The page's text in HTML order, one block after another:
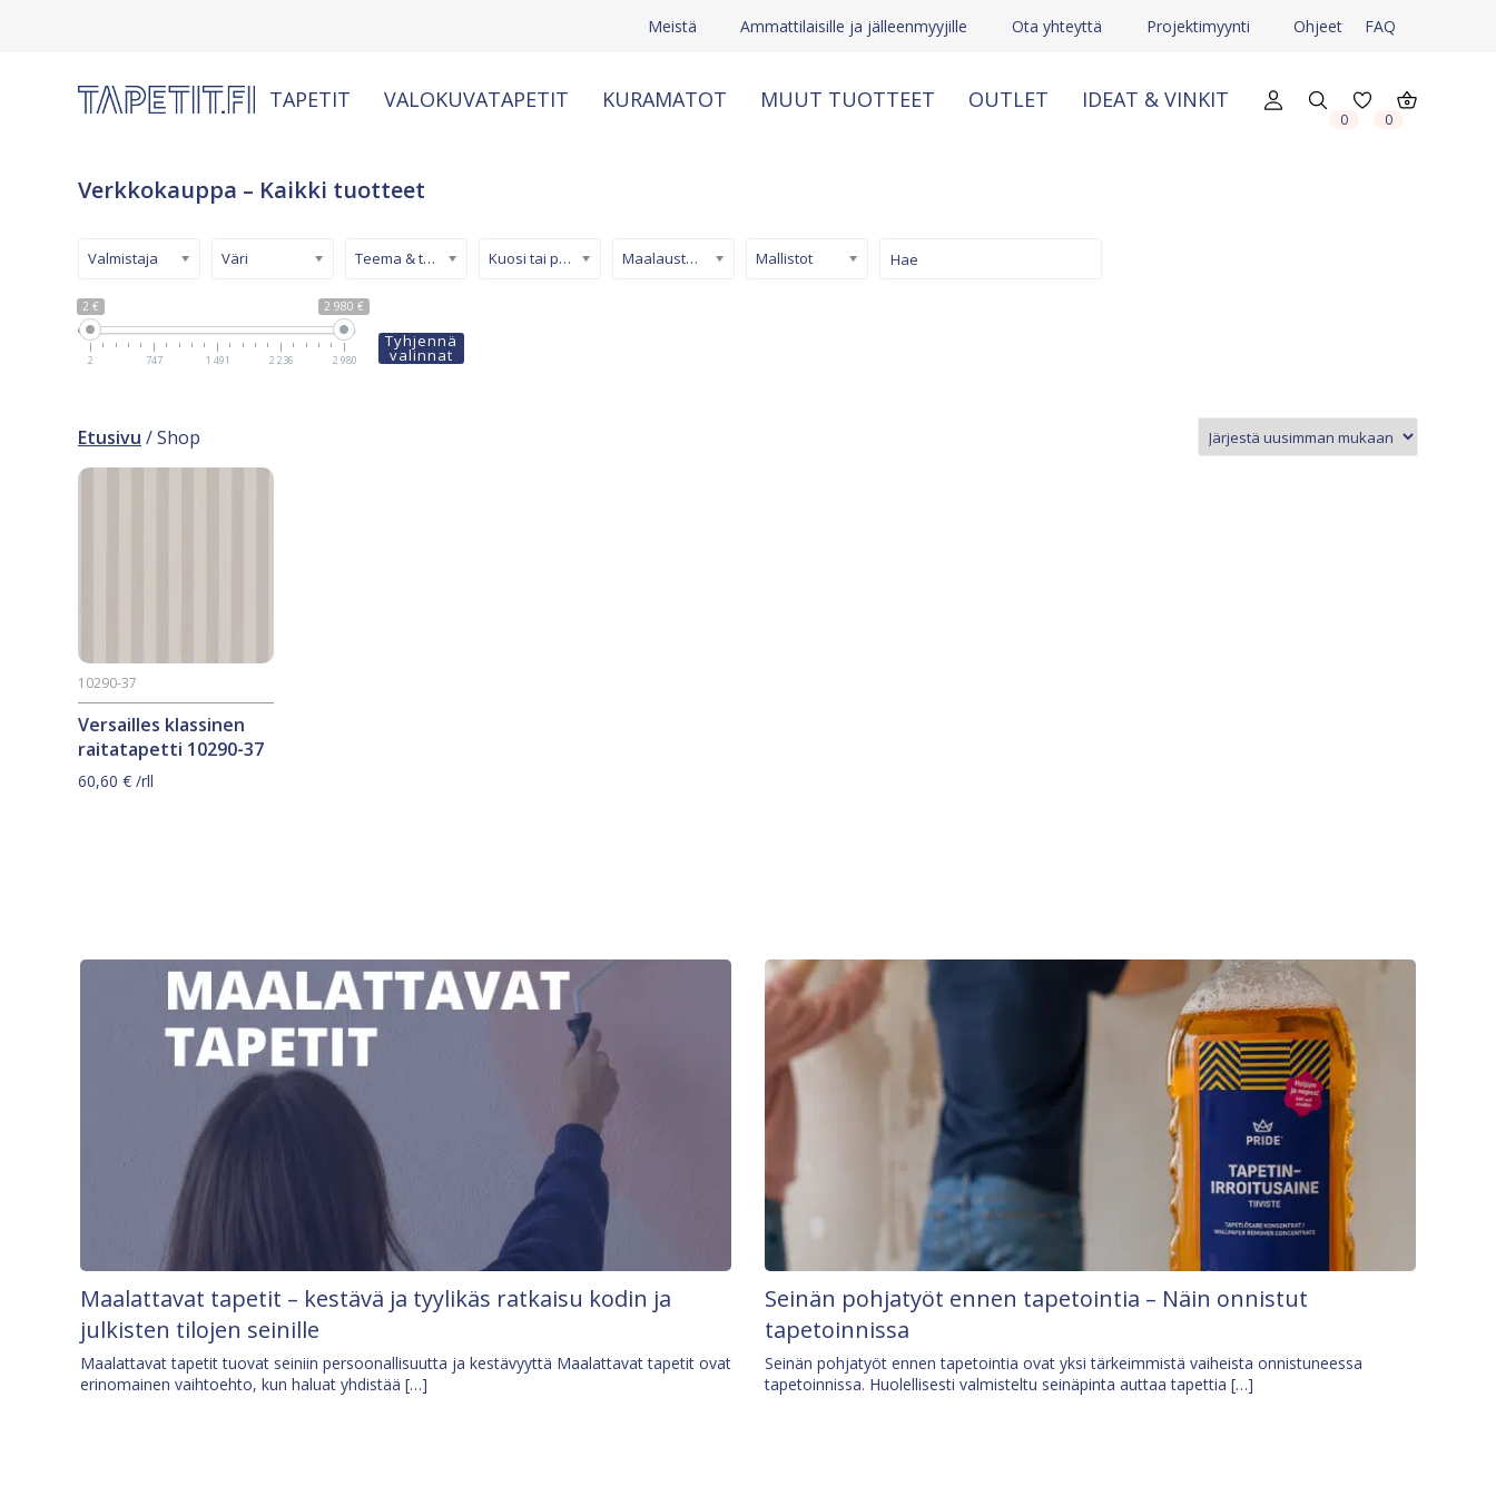
Meistä Ammattilaisille ja jälleenmyyjille Ota yhteyttä Projektimyynti Ohjeet FAQ
TAPETIT VALOKUVATAPETIT KURAMATOT MUUT TUOTTEET OUTLET IDEAT & VINKIT
0 0
Verkkokauppa – Kaikki tuotteet
2 € 2 980 €
2 747 1 491 2 236 2 980
Valmistaja Väri Teema & tyyli Kuosi tai pinta Maalaustapetti Mallistot
Tyhjennä
valinnat
Etusivu / Shop
Versailles klassinen
raitatapetti 10290-37
10290-37
60,60 € /rll
Maalattavat tapetit – kestävä ja tyylikäs ratkaisu kodin ja
julkisten tilojen seinille
Maalattavat tapetit tuovat seiniin persoonallisuutta ja kestävyyttä Maalattavat tapetit ovat
erinomainen vaihtoehto, kun haluat yhdistää […]
Seinän pohjatyöt ennen tapetointia – Näin onnistut
tapetoinnissa
Seinän pohjatyöt ennen tapetointia ovat yksi tärkeimmistä vaiheista onnistuneessa
tapetoinnissa. Huolellisesti valmisteltu seinäpinta auttaa tapettia […]